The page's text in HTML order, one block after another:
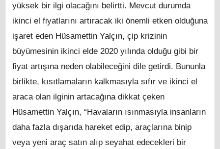
yüksek bir ilgi olacağını belirtti. Mevcut durumda
ikinci el fiyatlarını artıracak iki önemli etken olduğuna
işaret eden Hüsamettin Yalçın, çip krizinin
büyümesinin ikinci elde 2020 yılında olduğu gibi bir
fiyat artışına neden olabileceğini dile getirdi. Bununla
birlikte, kısıtlamaların kalkmasıyla sıfır ve ikinci el
araca olan ilginin artacağına dikkat çeken
Hüsamettin Yalçın, “Havaların ısınmasıyla insanların
daha fazla dışarıda hareket edip, araçlarına binip
veya yeni araç satın alıp seyahat edecekleri bir